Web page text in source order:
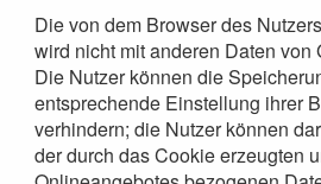
Die von dem Browser des
wird nicht mit anderen Daten
Die Nutzer können die
entsprechende Einstellung ihrer
verhindern; die Nutzer können
der durch das Cookie erzeugten